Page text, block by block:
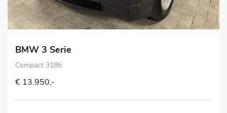
BMW 3 Serie
Compact 318ti
€ 13.950,-